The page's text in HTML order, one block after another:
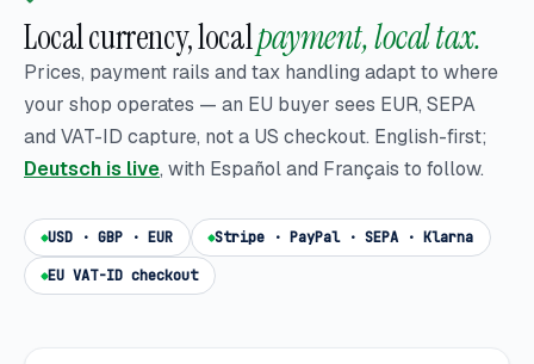
Local currency, localpayment, local tax.
Prices, payment rails and tax handling adapt to where
your shop operates — an EU buyer sees EUR, SEPA
and VAT-ID capture, not a US checkout. English-first;
Deutsch is live, with Español and Français to follow.
USD · GBP · EUR
Stripe · PayPal · SEPA · Klarna
EU VAT-ID checkout